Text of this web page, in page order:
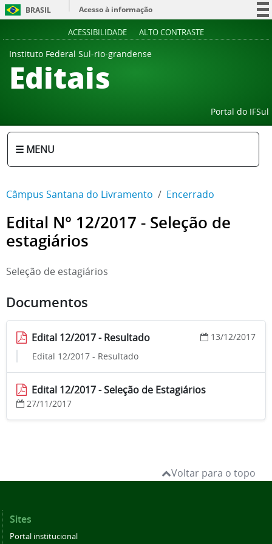
BRASIL
Acesso à informação
ACESSIBILIDADE ALTO CONTRASTE
Instituto Federal Sul-rio-grandense
Editais
Portal do IFSul
☰ MENU
Câmpus Santana do Livramento Encerrado
Edital N° 12/2017 - Seleção de
estagiários
Seleção de estagiários
Documentos
Edital 12/2017 - Resultado
13/12/2017
Edital 12/2017 - Resultado
Edital 12/2017 - Seleção de Estagiários
27/11/2017
Voltar para o topo
Sites
Portal institucional